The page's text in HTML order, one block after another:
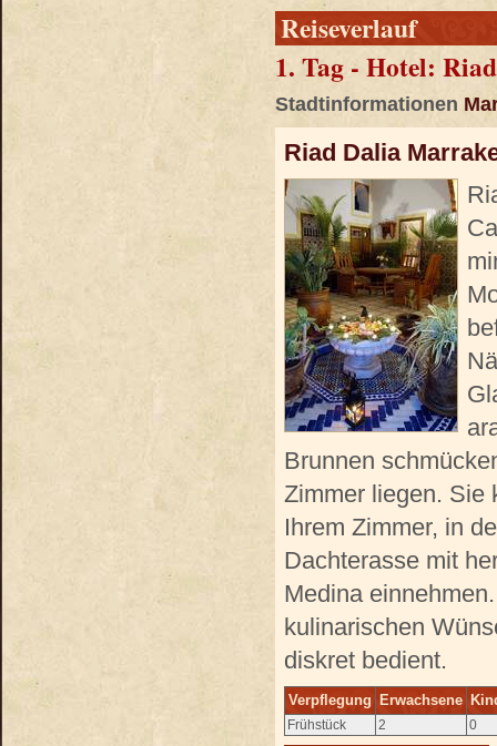
Reiseverlauf
1. Tag - Hotel:
Stadtinformationen
Riad Dalia
Brunnen
Zimmer liegen. Sie
Ihrem Zimmer, in
Dachterasse mit
Medina
kulinarischen
diskret bedient.
Verpflegung Erwachsene
Frühstück 2 0